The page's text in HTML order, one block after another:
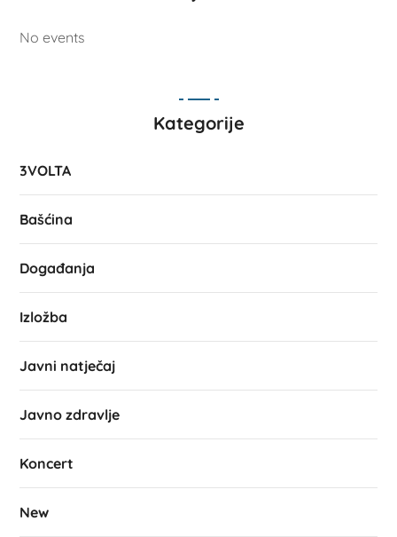
No events
Kategorije
3VOLTA
Bašćina
Događanja
Izložba
Javni natječaj
Javno zdravlje
Koncert
New